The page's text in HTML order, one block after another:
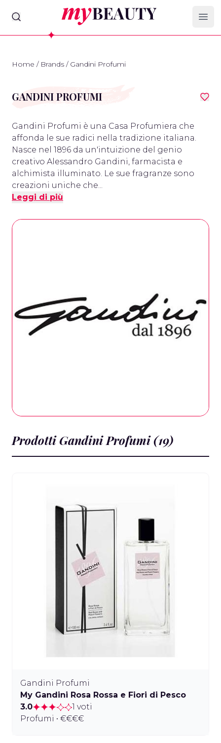
myBeauty
Home / Brands / Gandini Profumi
GANDINI PROFUMI
Gandini Profumi è una Casa Profumiera che
affonda le sue radici nella tradizione italiana.
Nasce nel 1896 da un'intuizione del genio
creativo Alessandro Gandini, farmacista e
alchimista illuminato. Le sue fragranze sono
creazioni uniche che...
Leggi di più
Prodotti Gandini Profumi (19)
Gandini Profumi
My Gandini Rosa Rossa e Fiori di Pesco
3.0
1 voti
Profumi • €€€€